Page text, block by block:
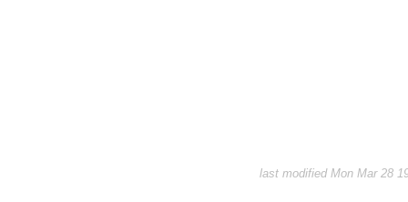
last modified Mon Mar 28